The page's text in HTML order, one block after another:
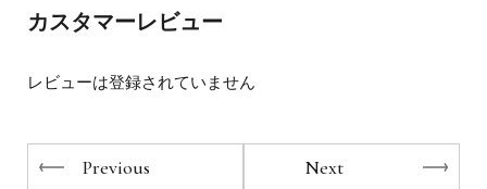
赤木純児先生 推薦！
一般に不妊治療・妊活法を試しても妊娠率は30%～40%と
原因は子宮内膜の栄養不足。
法を根本から見直し、5年で待望の息子に恵まれる。もっ
を主催。看護学校や地域の母親学級など全国で100回以
検査アドバイザー、臨床分子栄養医学研究会認定カウンセ
カスタマーレビュー
レビューは登録されていません
Previous Next